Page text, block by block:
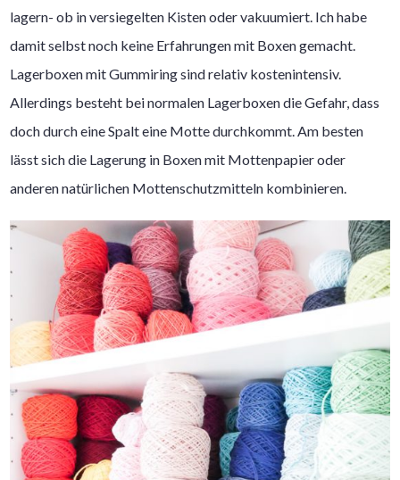
lagern- ob in versiegelten Kisten oder vakuumiert. Ich habe
damit selbst noch keine Erfahrungen mit Boxen gemacht.
Lagerboxen mit Gummiring sind relativ kostenintensiv.
Allerdings besteht bei normalen Lagerboxen die Gefahr, dass
doch durch eine Spalt eine Motte durchkommt. Am besten
lässt sich die Lagerung in Boxen mit Mottenpapier oder
anderen natürlichen Mottenschutzmitteln kombinieren.